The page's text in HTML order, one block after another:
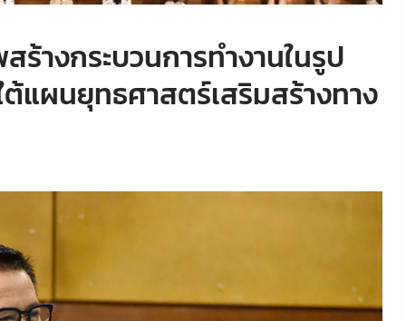
างกระบวนการทำงานในรูป
แผนยุทธศาสตร์เสริมสร้างทาง